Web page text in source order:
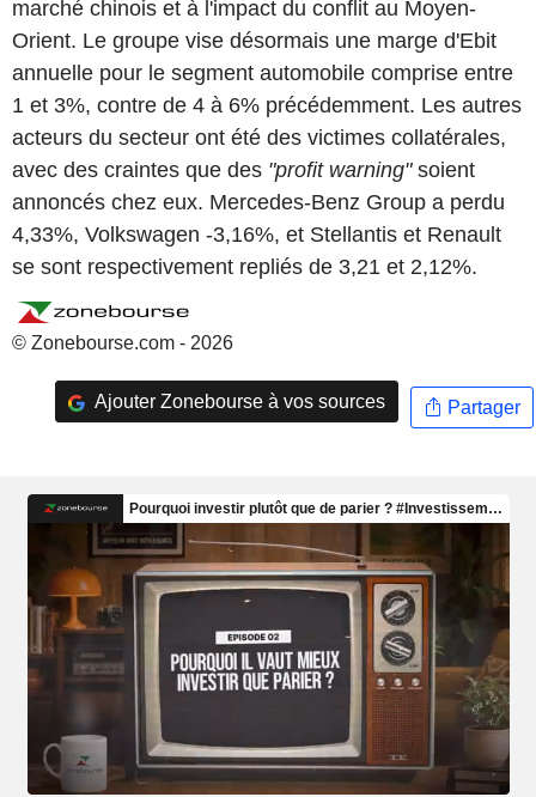
marché chinois et à l'impact du conflit au Moyen-
Orient. Le groupe vise désormais une marge d'Ebit
annuelle pour le segment automobile comprise entre
1 et 3%, contre de 4 à 6% précédemment. Les autres
acteurs du secteur ont été des victimes collatérales,
avec des craintes que des "profit warning"soient
annoncés chez eux. Mercedes-Benz Group a perdu
4,33%, Volkswagen -3,16%, et Stellantis et Renault
se sont respectivement repliés de 3,21 et 2,12%.
© Zonebourse.com - 2026
Ajouter Zonebourse à vos sources Partager